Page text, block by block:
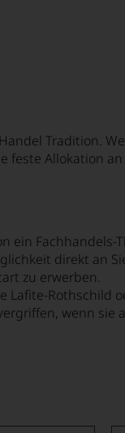
Tradition.
feste Allokation
ein Fachhandels-
direkt an
zu erwerben.
Lafite-Rothschild
wenn sie